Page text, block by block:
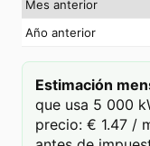
Mes anterior
Año anterior
Estimación
que usa 5 000
precio: € 1.47 /